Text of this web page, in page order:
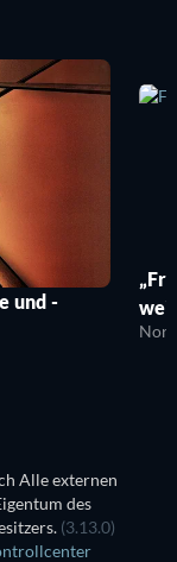
und -
Alle externen
des
(3.13.0)